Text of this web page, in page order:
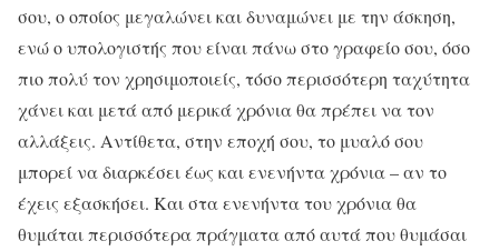
σου, ο οποίος μεγαλώνει και δυναμώνει με την άσκηση,
ενώ ο υπολογιστής που είναι πάνω στο γραφείο σου, όσο
πιο πολύ τον χρησιμοποιείς, τόσο περισσότερη ταχύτητα
χάνει και μετά από μερικά χρόνια θα πρέπει να τον
αλλάξεις. Αντίθετα, στην εποχή σου, το μυαλό σου
μπορεί να διαρκέσει έως και ενενήντα χρόνια – αν το
έχεις εξασκήσει. Και στα ενενήντα του χρόνια θα
θυμάται περισσότερα πράγματα από αυτά που θυμάσαι